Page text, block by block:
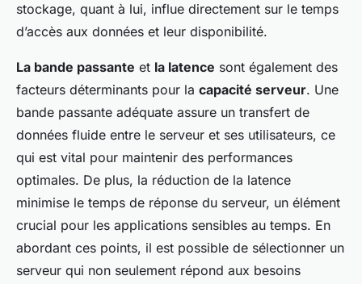
stockage, quant à lui, influe directement sur le temps
d’accès aux données et leur disponibilité.
La bande passante et la latence sont également des
facteurs déterminants pour la capacité serveur. Une
bande passante adéquate assure un transfert de
données fluide entre le serveur et ses utilisateurs, ce
qui est vital pour maintenir des performances
optimales. De plus, la réduction de la latence
minimise le temps de réponse du serveur, un élément
crucial pour les applications sensibles au temps. En
abordant ces points, il est possible de sélectionner un
serveur qui non seulement répond aux besoins